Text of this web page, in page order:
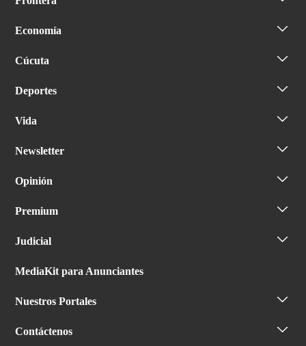
Economía
Cúcuta
Deportes
Vida
Newsletter
Opinión
Premium
Judicial
MediaKit para Anunciantes
Nuestros Portales
Contáctenos